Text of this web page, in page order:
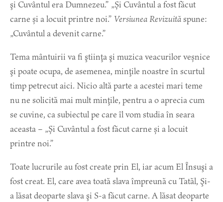
şi Cuvântul era Dumnezeu.” „Și Cuvântul a fost făcut
carne și a locuit printre noi.” Versiunea Revizuităspune:
„Cuvântul a devenit carne.”
Tema mântuirii va fi ştiinţa şi muzica veacurilor veșnice
şi poate ocupa, de asemenea, minţile noastre în scurtul
timp petrecut aici. Nicio altă parte a acestei mari teme
nu ne solicită mai mult minţile, pentru a o aprecia cum
se cuvine, ca subiectul pe care îl vom studia în seara
aceasta – „Și Cuvântul a fost făcut carne și a locuit
printre noi.”
Toate lucrurile au fost create prin El, iar acum El Însuşi a
fost creat. El, care avea toată slava împreună cu Tatăl, Şi-
a lăsat deoparte slava şi S-a făcut carne. A lăsat deoparte